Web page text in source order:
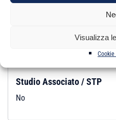
Visualizza
VIA SCIARELLE,
095 7631514
Studio Associato / STP
No